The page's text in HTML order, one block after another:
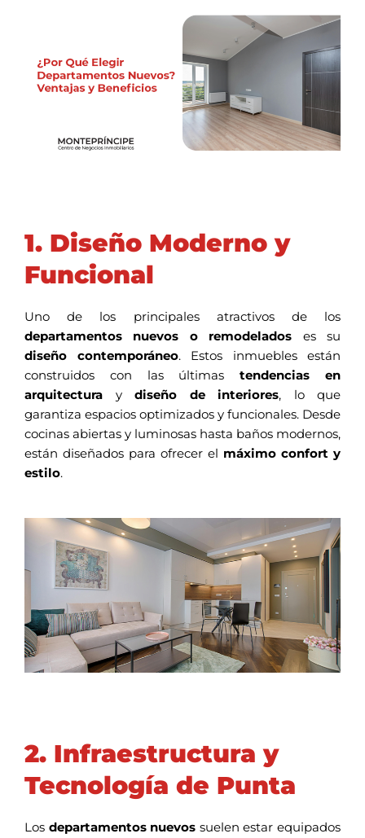
1. Diseño Moderno y
Funcional
Uno de los principales atractivos de los
departamentos nuevos o remodelados es su
diseño contemporáneo. Estos inmuebles están
construidos con las últimastendencias en
arquitectura y diseño de interiores, lo que
garantiza espacios optimizados y funcionales. Desde
cocinas abiertas y luminosas hasta baños modernos,
están diseñados para ofrecer el máximo confort y
estilo.
2. Infraestructura y
Tecnología de Punta
Los departamentos nuevos suelen estar equipados